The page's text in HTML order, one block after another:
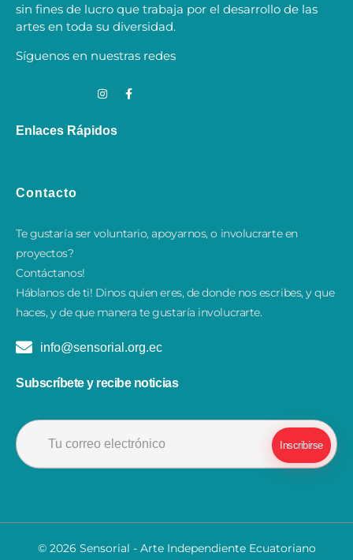
sin fines de lucro que trabaja por el desarrollo de las
artes en toda su diversidad.
Síguenos en nuestras redes
Enlaces Rápidos
Contacto
Te gustaría ser voluntario, apoyarnos, o involucrarte en
proyectos?
Contáctanos!
​Háblanos de ti! Dinos quien eres, de donde nos escribes, y que
haces, y de que manera te gustaría involucrarte.
info@sensorial.org.ec
Subscríbete y recibe noticias
© 2026 Sensorial - Arte Independiente Ecuatoriano